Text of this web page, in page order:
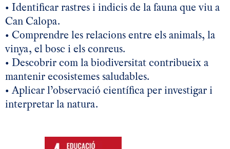
• Identificar rastres i indicis de la fauna que viu a
Can Calopa.
• Comprendre les relacions entre els animals, la
vinya, el bosc i els conreus.
• Descobrir com la biodiversitat contribueix a
mantenir ecosistemes saludables.
• Aplicar l’observació científica per investigar i
interpretar la natura.